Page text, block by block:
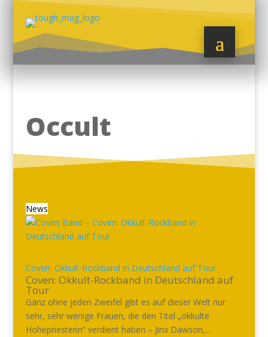
Occult
News
Coven: Okkult-Rockband in Deutschland auf Tour
Coven: Okkult-Rockband in Deutschland auf
Tour
Ganz ohne jeden Zweifel gibt es auf dieser Welt nur
sehr, sehr wenige Frauen, die den Titel „okkulte
Hohepriesterin“ verdient haben – Jinx Dawson,...